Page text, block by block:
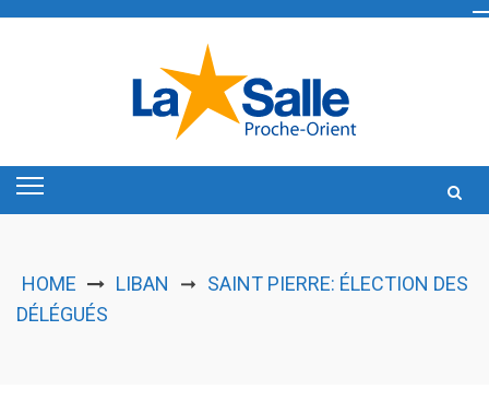
HOME LIBAN ➞ SAINT PIERRE: ÉLECTION DES
DÉLÉGUÉS